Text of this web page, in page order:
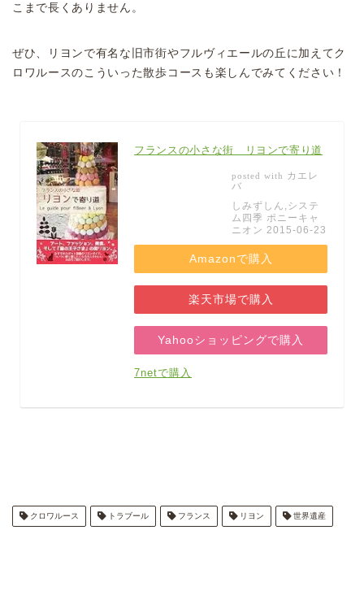
こまで長くありません。
ぜひ、リヨンで有名な旧市街やフルヴィエールの丘に加えてク
ロワルースのこういった散歩コースも楽しんでみてください！
フランスの小さな街 リヨンで寄り道
posted with カエレ
バ
しみずしん,システ
ム四季 ポニーキャ
ニオン 2015-06-23
Amazonで購入
楽天市場で購入
Yahooショッピングで購入
7netで購入
クロワルース トラブール フランス リヨン 世界遺産